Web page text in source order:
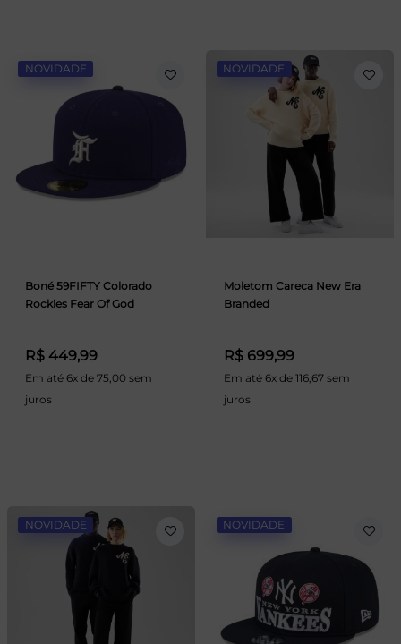
NOVIDADE
Boné 59FIFTY Colorado
Rockies Fear Of God
R$ 449,99
Em até 6x de 75,00 sem
juros
NOVIDADE
Moletom Careca New Era
Branded
R$ 699,99
Em até 6x de 116,67 sem
juros
NOVIDADE NOVIDADE